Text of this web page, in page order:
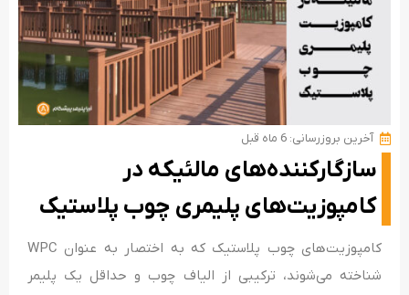
آخرین بروزرسانی: 6 ماه قبل
سازگارکننده‌های مالئیکه در
کامپوزیت‌های پلیمری چوب پلاستیک
کامپوزیت‌های چوب پلاستیک که به اختصار به عنوان WPC
شناخته می‌شوند، ترکیبی از الیاف چوب و حداقل یک پلیمر